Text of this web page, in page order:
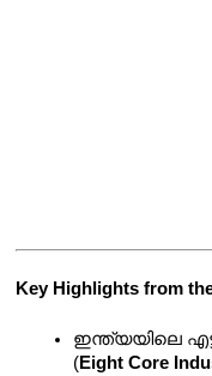
Key Highlights from
ഇന്ത്യയിലെ
(Eight Core